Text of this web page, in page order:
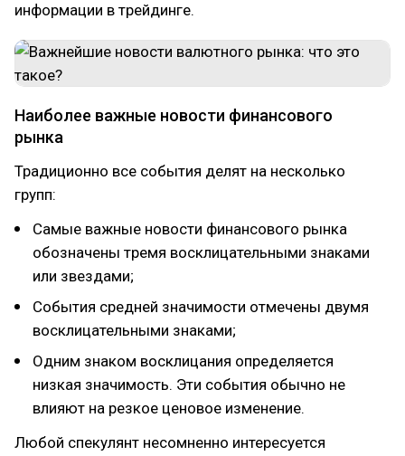
информации в трейдинге.
Наиболее важные новости финансового
рынка
Традиционно все события делят на несколько
групп:
Самые важные новости финансового рынка
обозначены тремя восклицательными знаками
или звездами;
События средней значимости отмечены двумя
восклицательными знаками;
Одним знаком восклицания определяется
низкая значимость. Эти события обычно не
влияют на резкое ценовое изменение.
Любой спекулянт несомненно интересуется